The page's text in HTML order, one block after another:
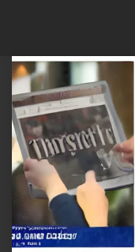
Etapas para criação de
fundamental para que o
para o
obtivermos no briefing,
será o